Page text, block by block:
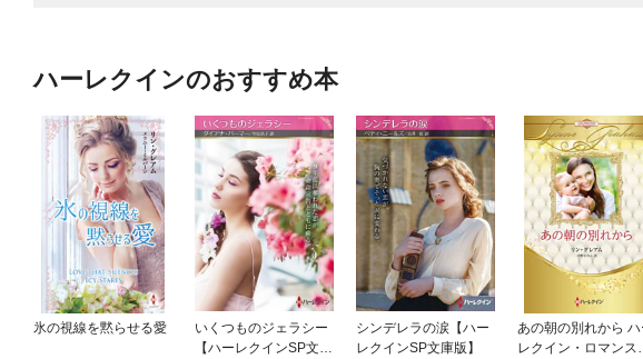
ハーレクインのおすすめ本
氷の視線を黙らせる愛
いくつものジェラシー
【ハーレクインSP文庫
シンデレラの涙【ハー
レクインSP文庫版】
あの朝の別れから ハ
レクイン・ロマンス